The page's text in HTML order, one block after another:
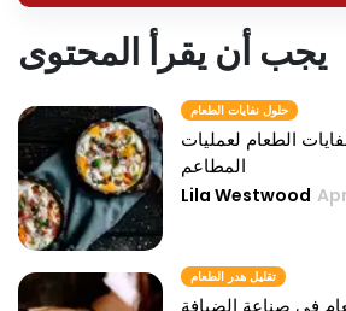
يجب أن يقرأ المحتوى
حلول نفايات الطعام
الطعام لعمليات
المطاعم
Lila Westwood
تقليل هدر الطعام
في صناعة الضيافة